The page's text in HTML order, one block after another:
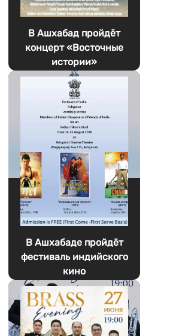
В Ашхабад пройдёт
концерт «Восточные
истории»
В Ашхабаде пройдёт
фестиваль индийского
кино